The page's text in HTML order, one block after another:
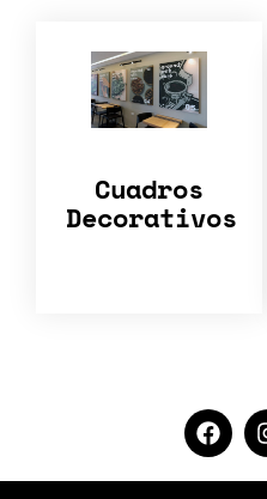
Cuadros
Decorativos